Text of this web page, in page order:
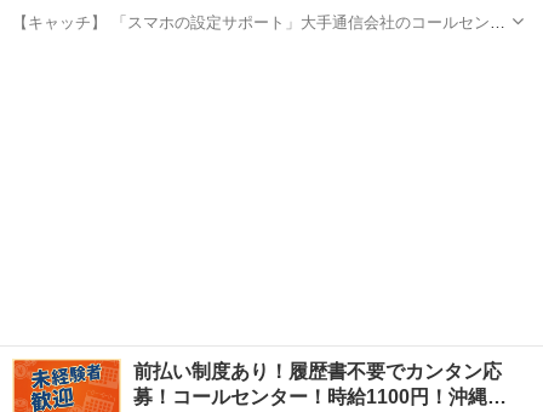
【キャッチ】 「スマホの設定サポート」大手通信会社のコールセンタ
前払い制度あり！履歴書不要でカンタン応
募！コールセンター！時給1100円！沖縄…